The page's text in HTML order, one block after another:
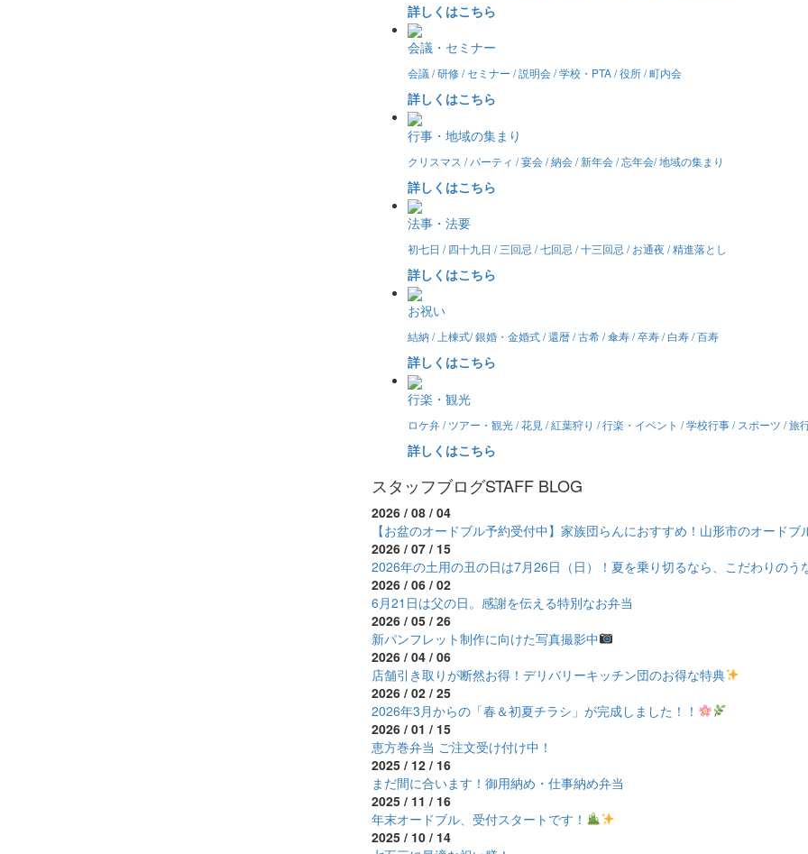
詳しくはこちら
会議・セミナー
会議 / 研修 / セミナー / 説明会 / 学校・PTA / 役所 / 町内会
詳しくはこちら
行事・地域の集まり
クリスマス / パーティ / 宴会 / 納会 / 新年会 / 忘年会/ 地域の集まり
詳しくはこちら
法事・法要
初七日 / 四十九日 / 三回忌 / 七回忌 / 十三回忌 / お通夜 / 精進落とし
詳しくはこちら
お祝い
結納 / 上棟式/ 銀婚・金婚式 / 還暦 / 古希 / 傘寿 / 卒寿 / 白寿 / 百寿
詳しくはこちら
行楽・観光
ロケ弁 / ツアー・観光 / 花見 / 紅葉狩り / 行楽・イベント / 学校行事 / スポーツ / 旅
詳しくはこちら
スタッフブログSTAFF BLOG
2026 / 08 / 04
【お盆のオードブル予約受付中】家族団らんにおすすめ！山形市のオード
2026 / 07 / 15
2026年の土用の丑の日は7月26日（日）！夏を乗り切るなら、こだわりのう
2026 / 06 / 02
6月21日は父の日。感謝を伝える特別なお弁当
2026 / 05 / 26
新パンフレット制作に向けた写真撮影中
2026 / 04 / 06
店舗引き取りが断然お得！デリバリーキッチン団のお得な特典
2026 / 02 / 25
2026年3月からの「春＆初夏チラシ」が完成しました！！
2026 / 01 / 15
恵方巻弁当 ご注文受け付け中！
2025 / 12 / 16
まだ間に合います！御用納め・仕事納め弁当
2025 / 11 / 16
年末オードブル、受付スタートです！
2025 / 10 / 14